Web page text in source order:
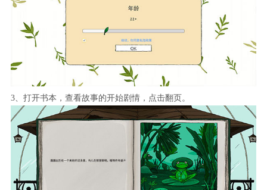
3、打开书本，查看故事的开始剧情，点击翻页。